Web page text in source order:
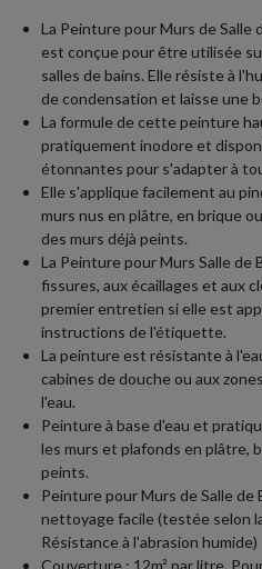
La Peinture pour Murs de Salle
est conçue pour être utilisée
salles de bains. Elle résiste à
de condensation et laisse une
La formule de cette peinture
pratiquement inodore et
étonnantes pour s'adapter à
Elle s'applique facilement au
murs nus en plâtre, en brique
des murs déjà peints.
La Peinture pour Murs Salle de
fissures, aux écaillages et aux
premier entretien si elle est
instructions de l'étiquette.
La peinture est résistante à
cabines de douche ou aux
l'eau.
Peinture à base d'eau et
les murs et plafonds en plâtre,
peints.
Peinture pour Murs de Salle de
nettoyage facile (testée selon
Résistance à l'abrasion humide)